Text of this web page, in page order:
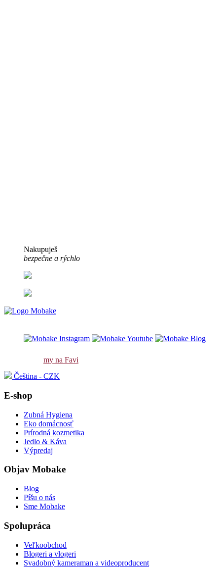
Nakupuješ
bezpečne a rýchlo
my na Favi
Čeština - CZK
E-shop
Zubná Hygiena
Eko domácnosť
Prírodná kozmetika
Jedlo & Káva
Výpredaj
Objav Mobake
Blog
Píšu o nás
Sme Mobake
Spolupráca
Veľkoobchod
Blogeri a vlogeri
Svadobný kameraman a videoproducent